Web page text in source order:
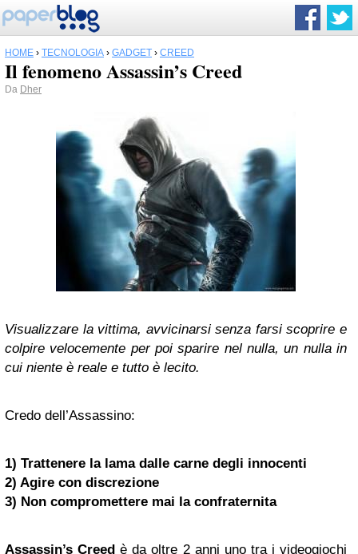
HOME › TECNOLOGIA › GADGET › CREED
Il fenomeno Assassin’s Creed
Da Dher
Visualizzare la vittima, avvicinarsi senza farsi scoprire e
colpire velocemente per poi sparire nel nulla, un nulla in
cui niente è reale e tutto è lecito.
Credo dell’Assassino:
1) Trattenere la lama dalle carne degli innocenti
2) Agire con discrezione
3) Non compromettere mai la confraternita
Assassin’s Creed è da oltre 2 anni uno tra i videogiochi